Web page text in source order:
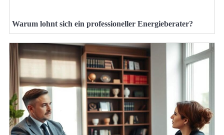
Warum lohnt sich ein professioneller Energieberater?